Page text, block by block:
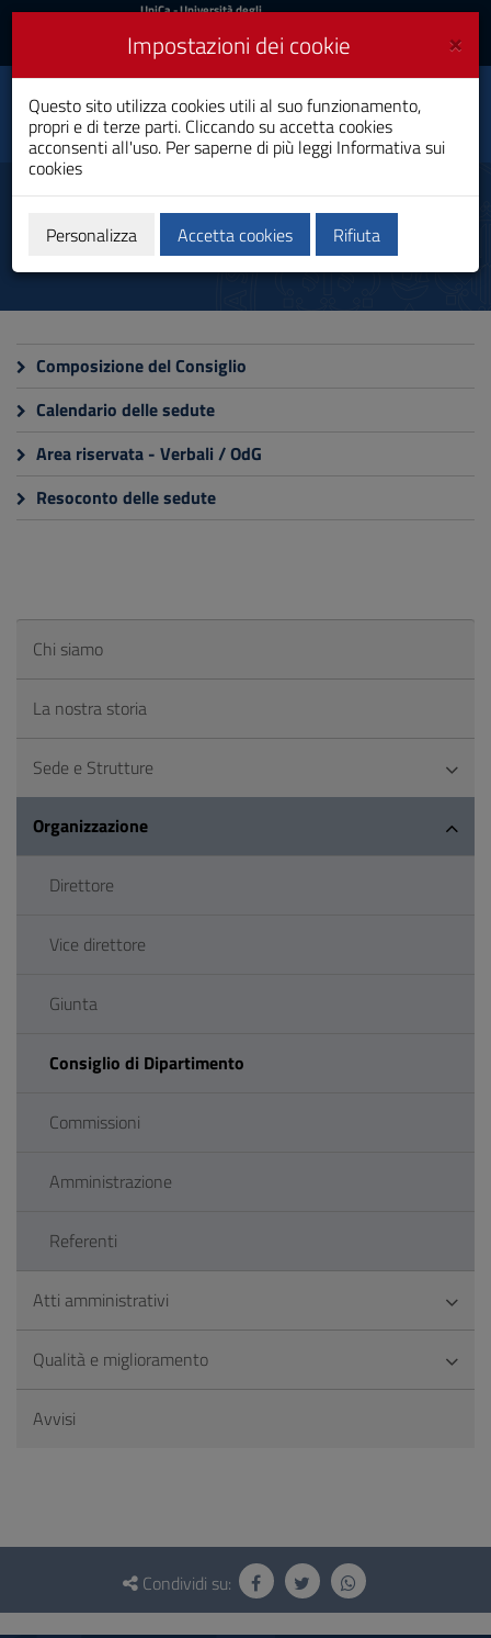
Vai
al
navigazione
sito
al
Footer
UniCa
Accedi
UniCa- Università degli
Accedi UniCA News
Toggle
navigation
Dipartimento di Scienze
della vita e
dell’ambiente
Consiglio di Dipartimento
Composizione del Consiglio
Calendario delle sedute
Area riservata - Verbali / OdG
Resoconto delle sedute
Chi siamo
La nostra storia
Sede e Strutture
Organizzazione
Direttore
Vice direttore
Giunta
Consiglio di Dipartimento
Commissioni
Amministrazione
Referenti
Atti amministrativi
Qualità e miglioramento
Avvisi
Questionario
social
Condividi su:
×
Impostazioni dei cookie
Questo sito utilizza cookies utili al suo funzionamento,
propri e di terze parti. Cliccando su accetta cookies
acconsenti all'uso. Per saperne di più leggi Informativa sui
cookies
Personalizza Accetta cookies Rifiuta